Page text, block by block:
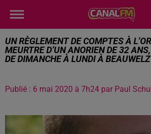
UN RÈGLEMENT DE COMPTES À
MEURTRE D’UN ANORIEN DE 32
DE DIMANCHE À LUNDI À
Publié : 6 mai 2020 à 7h24 par Paul